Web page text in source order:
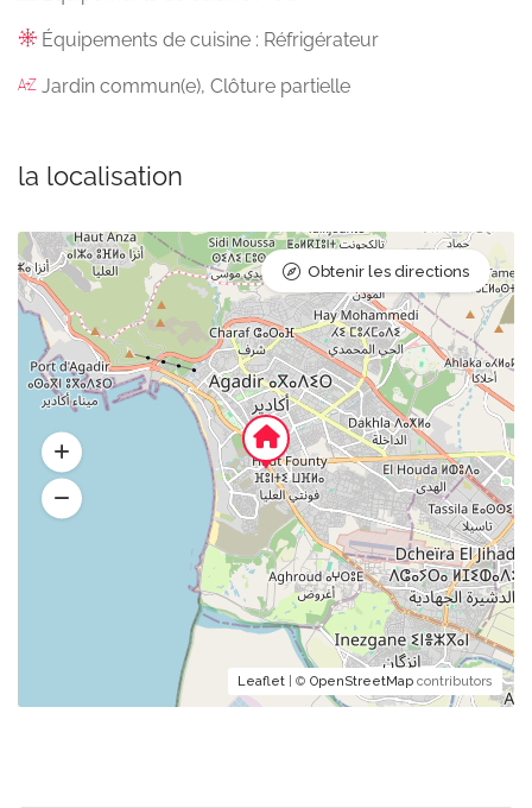
Équipements de cuisine : Réfrigérateur
Jardin commun(e), Clôture partielle
la localisation
Leaflet | © OpenStreetMap contributors
Obtenir les directions